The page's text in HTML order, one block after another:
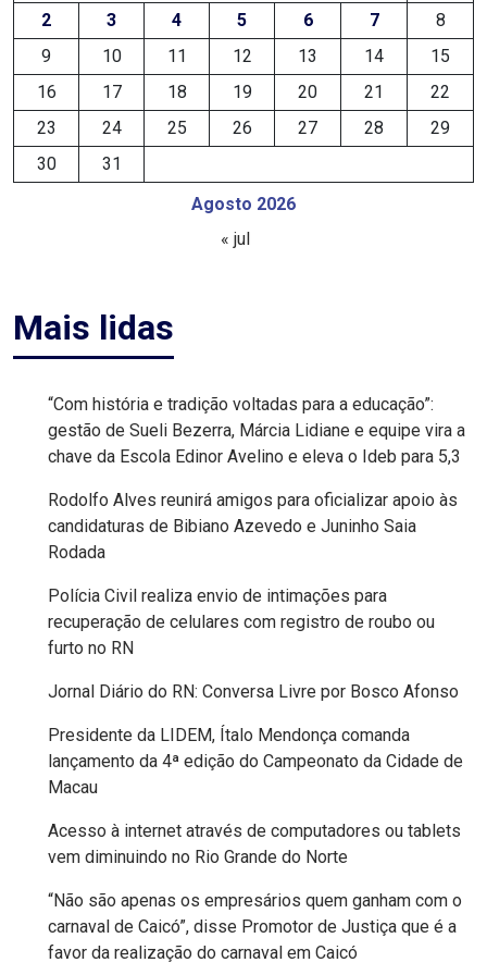
EDUCAÇÃO
ELEIÇÃO
ESCOLAR
DE
EMANCIPAÇÃO
MACAU
EMANCIPAÇÃO
POLÍTICA
EMPREENDIMENTO
ENTREVISTA
ESPORTE
EVENTOS
FAKE
NEWS
Agosto 2026
2
3 4 5 6 7
8
9
10 11 12 13 14
15
16
17 18 19 20 21
22
23
24 25 26 27 28
29
30
31
« jul
Mais lidas
“Com história e tradição voltadas para a educação”:
gestão de Sueli Bezerra, Márcia Lidiane e equipe vira a
chave da Escola Edinor Avelino e eleva o Ideb para 5,3
Rodolfo Alves reunirá amigos para oficializar apoio às
candidaturas de Bibiano Azevedo e Juninho Saia
Rodada
Polícia Civil realiza envio de intimações para
recuperação de celulares com registro de roubo ou
furto no RN
Jornal Diário do RN: Conversa Livre por Bosco Afonso
Presidente da LIDEM, Ítalo Mendonça comanda
lançamento da 4ª edição do Campeonato da Cidade de
Macau
Acesso à internet através de computadores ou tablets
vem diminuindo no Rio Grande do Norte
“Não são apenas os empresários quem ganham com o
carnaval de Caicó”, disse Promotor de Justiça que é a
favor da realização do carnaval em Caicó